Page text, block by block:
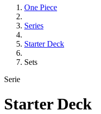
One Piece
Series
Starter Deck
Sets
Serie
Starter Deck